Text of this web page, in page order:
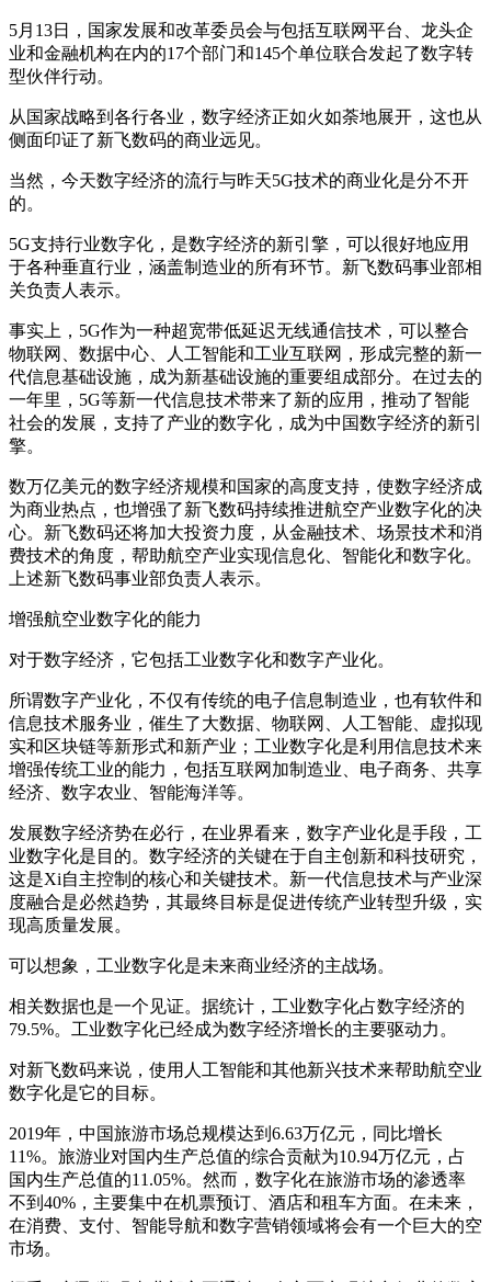
5月13日，国家发展和改革委员会与包括互联网平台、龙头企
业和金融机构在内的17个部门和145个单位联合发起了数字转
型伙伴行动。
从国家战略到各行各业，数字经济正如火如荼地展开，这也从
侧面印证了新飞数码的商业远见。
当然，今天数字经济的流行与昨天5G技术的商业化是分不开
的。
5G支持行业数字化，是数字经济的新引擎，可以很好地应用
于各种垂直行业，涵盖制造业的所有环节。新飞数码事业部相
关负责人表示。
事实上，5G作为一种超宽带低延迟无线通信技术，可以整合
物联网、数据中心、人工智能和工业互联网，形成完整的新一
代信息基础设施，成为新基础设施的重要组成部分。在过去的
一年里，5G等新一代信息技术带来了新的应用，推动了智能
社会的发展，支持了产业的数字化，成为中国数字经济的新引
擎。
数万亿美元的数字经济规模和国家的高度支持，使数字经济成
为商业热点，也增强了新飞数码持续推进航空产业数字化的决
心。新飞数码还将加大投资力度，从金融技术、场景技术和消
费技术的角度，帮助航空产业实现信息化、智能化和数字化。
上述新飞数码事业部负责人表示。
增强航空业数字化的能力
对于数字经济，它包括工业数字化和数字产业化。
所谓数字产业化，不仅有传统的电子信息制造业，也有软件和
信息技术服务业，催生了大数据、物联网、人工智能、虚拟现
实和区块链等新形式和新产业；工业数字化是利用信息技术来
增强传统工业的能力，包括互联网加制造业、电子商务、共享
经济、数字农业、智能海洋等。
发展数字经济势在必行，在业界看来，数字产业化是手段，工
业数字化是目的。数字经济的关键在于自主创新和科技研究，
这是Xi自主控制的核心和关键技术。新一代信息技术与产业深
度融合是必然趋势，其最终目标是促进传统产业转型升级，实
现高质量发展。
可以想象，工业数字化是未来商业经济的主战场。
相关数据也是一个见证。据统计，工业数字化占数字经济的
79.5%。工业数字化已经成为数字经济增长的主要驱动力。
对新飞数码来说，使用人工智能和其他新兴技术来帮助航空业
数字化是它的目标。
2019年，中国旅游市场总规模达到6.63万亿元，同比增长
11%。旅游业对国内生产总值的综合贡献为10.94万亿元，占
国内生产总值的11.05%。然而，数字化在旅游市场的渗透率
不到40%，主要集中在机票预订、酒店和租车方面。在未来，
在消费、支付、智能导航和数字营销领域将会有一个巨大的空
市场。